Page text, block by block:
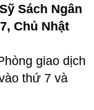
Sách Ngân
Chủ Nhật
giao dịch
thứ 7 và